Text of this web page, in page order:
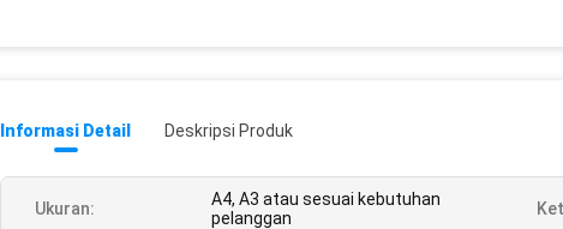
Informasi Detail Deskripsi Produk
Ukuran:
A4, A3 atau sesuai kebutuhan
pelanggan